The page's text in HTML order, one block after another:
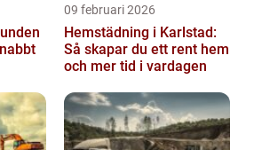
09 februari 2026
Hemstädning i Karlstad:
Så skapar du ett rent hem
och mer tid i vardagen